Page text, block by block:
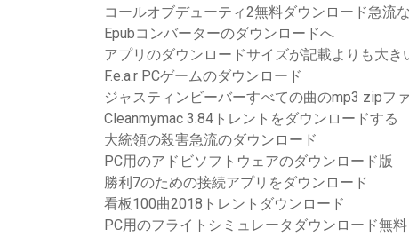
コールオブデューティ2無料ダウンロード急流
Epubコンバーターのダウンロードへ
アプリのダウンロードサイズが記載よりも大き
F.e.a.r PCゲームのダウンロード
ジャスティンビーバーすべての曲のmp3 zipフ
Cleanmymac 3.84トレントをダウンロードする
大統領の殺害急流のダウンロード
PC用のアドビソフトウェアのダウンロード版
勝利7のための接続アプリをダウンロード
看板100曲2018トレントダウンロード
PC用のフライトシミュレータダウンロード無料